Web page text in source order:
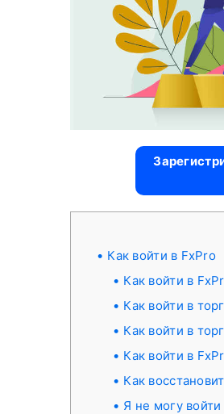
Как войти в FxPro
Как войти в
Как войти в
Как войти в
Как войти в
Как
Я не могу